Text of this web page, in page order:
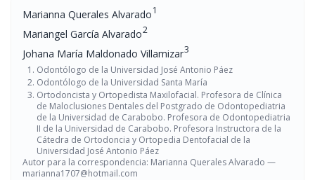
Marianna Querales Alvarado1
Mariangel García Alvarado2
Johana María Maldonado Villamizar3
Odontólogo de la Universidad José Antonio Páez
Odontólogo de la Universidad Santa María
Ortodoncista y Ortopedista Maxilofacial. Profesora de Clínica
de Maloclusiones Dentales del Postgrado de Odontopediatria
de la Universidad de Carabobo. Profesora de Odontopediatria
II de la Universidad de Carabobo. Profesora Instructora de la
Cátedra de Ortodoncia y Ortopedia Dentofacial de la
Universidad José Antonio Páez
Autor para la correspondencia: Marianna Querales Alvarado —
marianna1707@hotmail.com